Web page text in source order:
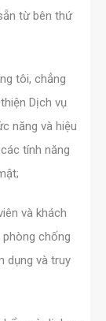
từ bên thứ
tôi, chẳng
Dịch vụ
năng và hiệu
tính năng
và khách
chống
dụng và truy